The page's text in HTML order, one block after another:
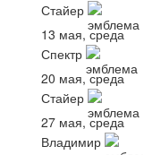
Стайер
13 мая, среда
Спектр
20 мая, среда
Стайер
27 мая, среда
Владимир